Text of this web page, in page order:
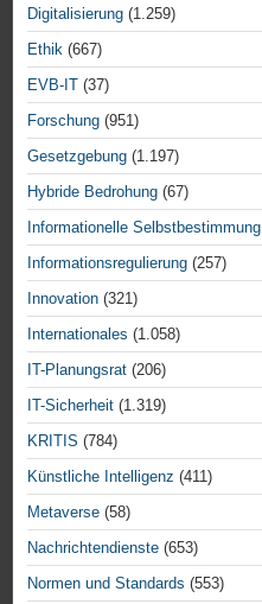
Digitalisierung (1.259)
Ethik (667)
EVB-IT (37)
Forschung (951)
Gesetzgebung (1.197)
Hybride Bedrohung (67)
Informationelle Selbstbestimmung
Informationsregulierung (257)
Innovation (321)
Internationales (1.058)
IT-Planungsrat (206)
IT-Sicherheit (1.319)
KRITIS (784)
Künstliche Intelligenz (411)
Metaverse (58)
Nachrichtendienste (653)
Normen und Standards (553)